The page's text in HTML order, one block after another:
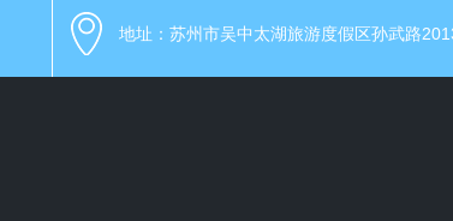
地址：苏州市吴中太湖旅游度假区孙武路